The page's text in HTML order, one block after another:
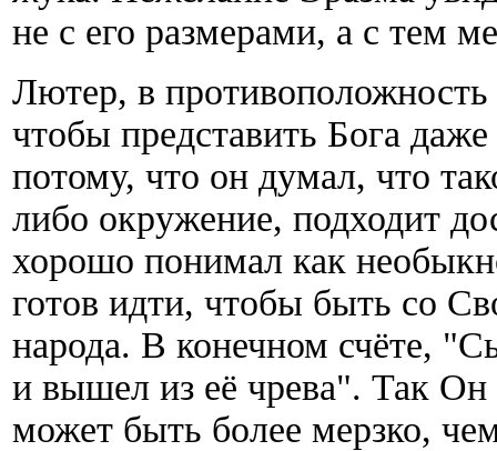
не с его размерами, а с тем
Лютер, в противоположность
чтобы представить Бога
потому, что он думал, что
либо окружение, подходит
хорошо понимал как
готов идти, чтобы быть со
народа. В конечном счёте,
и вышел из её чрева". Так
может быть более мерзко,